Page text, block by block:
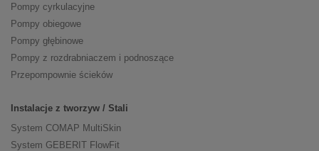
Pompy cyrkulacyjne
Pompy obiegowe
Pompy głębinowe
Pompy z rozdrabniaczem i podnoszące
Przepompownie ścieków
Instalacje z tworzyw / Stali
System COMAP MultiSkin
System GEBERIT FlowFit